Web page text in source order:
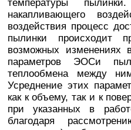
температуры
накапливающего
воздействия процесс
пылинки происходит
возможных изменениях
параметров ЭОСи
теплообмена между
Усреднение этих
как к объему, так и к
при указанных в
благодаря